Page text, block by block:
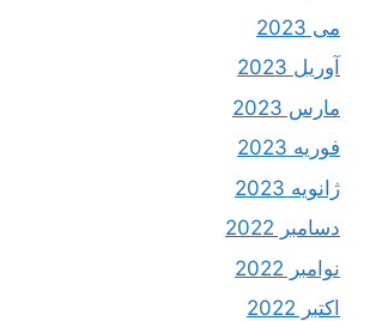
می 2023
آوریل 2023
مارس 2023
فوریه 2023
ژانویه 2023
دسامبر 2022
نوامبر 2022
اکتبر 2022